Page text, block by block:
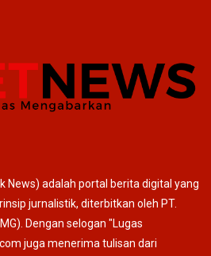
News) adalah portal berita digital yang
jurnalistik, diterbitkan oleh PT.
Dengan selogan "Lugas
juga menerima tulisan dari